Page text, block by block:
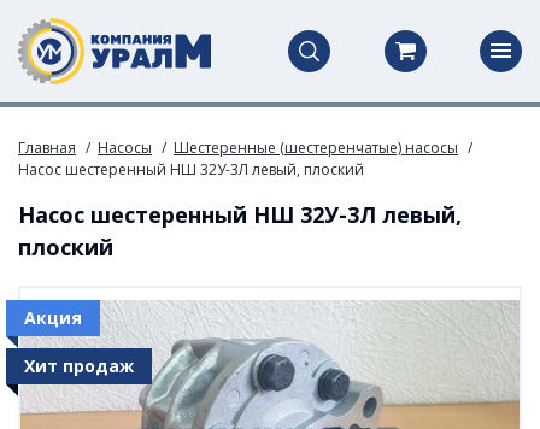
Главная Насосы
Шестеренные (шестеренчатые) насосы
Насос шестеренный НШ 32У-3Л левый, плоский
Насос шестеренный НШ 32У-3Л левый,
плоский
Акция
Хит продаж